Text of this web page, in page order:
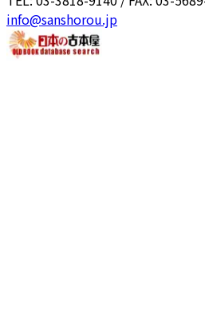
info@sanshorou.jp